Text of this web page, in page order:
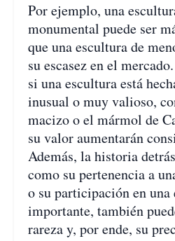
Por ejemplo, una
monumental puede ser
que una escultura de
su escasez en el
si una escultura está
inusual o muy valioso,
macizo o el mármol de
su valor aumentarán
Además, la historia
como su pertenencia a
o su participación en
importante, también
rareza y, por ende, su